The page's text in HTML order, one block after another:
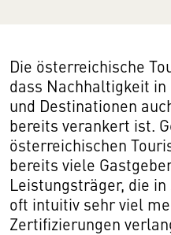
Die österreichische
dass Nachhaltigkeit
und Destinationen
bereits verankert ist.
österreichischen
bereits viele
Leistungsträger, die
oft intuitiv sehr viel
Zertifizierungen